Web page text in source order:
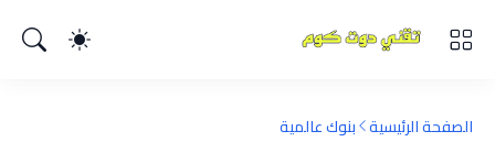
الصفحة الرئيسية بنوك عالمية